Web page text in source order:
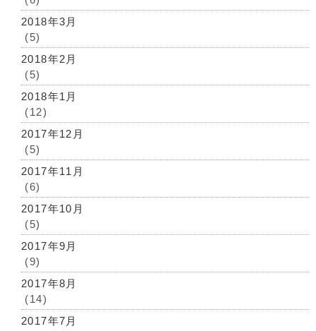
2018年3月
(5)
2018年2月
(5)
2018年1月
(12)
2017年12月
(5)
2017年11月
(6)
2017年10月
(5)
2017年9月
(9)
2017年8月
(14)
2017年7月